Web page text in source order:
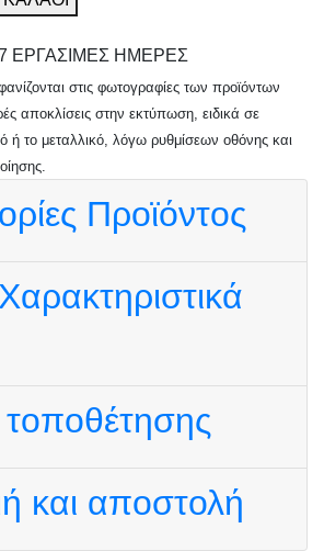
ΕΡΓΑΣΙΜΕΣ ΗΜΕΡΕΣ
στις φωτογραφίες των προϊόντων
αποκλίσεις στην εκτύπωση, ειδικά σε
το μεταλλικό, λόγω ρυθμίσεων οθόνης και
Προϊόντος
τοποθέτησης
και αποστολή